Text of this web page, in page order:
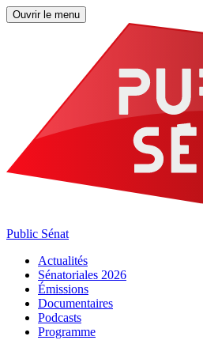
Ouvrir le menu
Public Sénat
Actualités
Sénatoriales 2026
Émissions
Documentaires
Podcasts
Programme